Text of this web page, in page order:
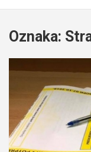
Oznaka: